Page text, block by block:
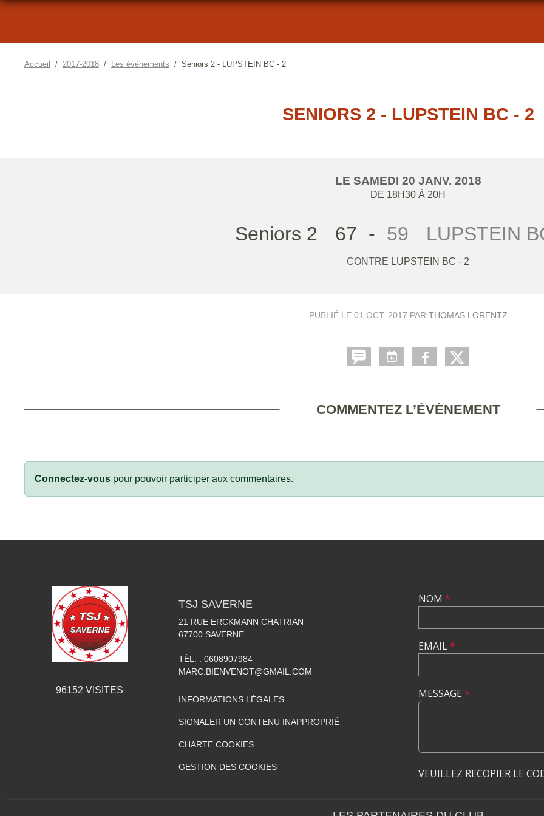
Accueil 2017-2018 Les évènements Seniors 2 - LUPSTEIN BC - 2
SENIORS 2 - LUPSTEIN BC - 2
LE SAMEDI 20 JANV. 2018
DE 18H30 À 20H
Seniors 2 67 - 59 LUPSTEIN
CONTRE LUPSTEIN BC - 2
PUBLIÉ LE 01 OCT. 2017 PAR THOMAS LORENTZ
COMMENTEZ L’ÉVÈNEMENT
Connectez-vous pour pouvoir participer aux commentaires.
96152 VISITES
TSJ SAVERNE
21 RUE ERCKMANN CHATRIAN
67700 SAVERNE
TÉL. : 0608907984
MARC.BIENVENOT@GMAIL.COM
INFORMATIONS LÉGALES
SIGNALER UN CONTENU INAPPROPRIÉ
CHARTE COOKIES
GESTION DES COOKIES
NOM *
EMAIL*
MESSAGE *
VEUILLEZ RECOPIER LE